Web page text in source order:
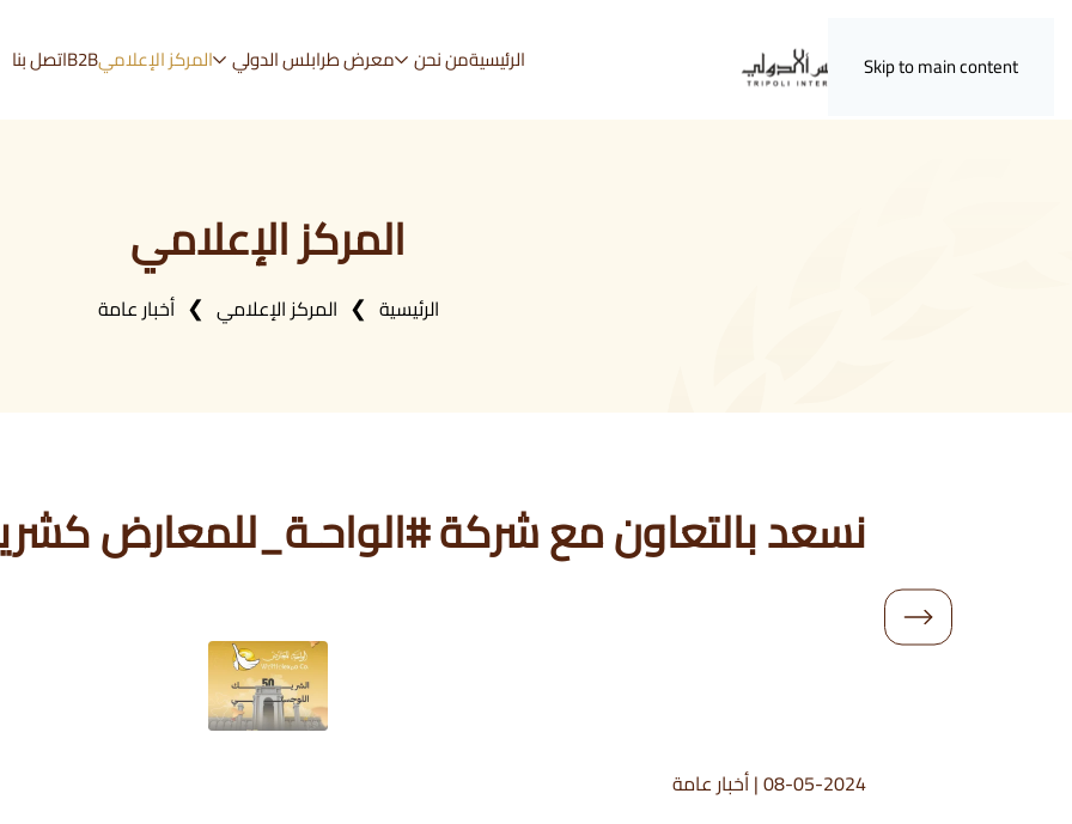
Skip to main content الرئيسيةمن نحن معرض طرابلس الدولي المركز الإعلاميB2Bاتصل بنا
المركز الإعلامي
الرئيسية المركز الإعلامي أخبار عامة
نسعد بالتعاون مع شركة #الواحـة_للمعارض
08-05-2024
|أخبار عامة